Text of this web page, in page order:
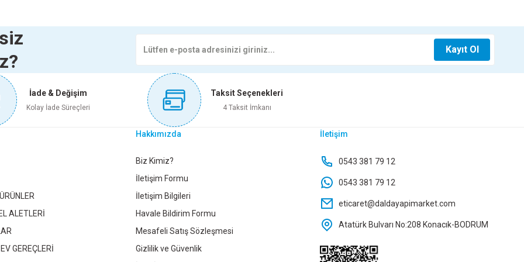
Gönder
9541 AVİZE BOHEM SİYAH TEKLİ
1.345,00 TL
AVİZE KUŞTÜYÜ SİYAH TEKLİ
1.615,00 TL
Sepete Ekle
AVİZE LOUREL SİYAH LED
5.236,00 TL
TL
Ekle
1.615,00 TL
Sepete Ekle
AVİZE BOHEM YEŞİL TEKLİ
siz
Kayıt Ol
İade & Değişim
Kolay İade Süreçleri
Taksit Seçenekleri
4 Taksit İmkanı
ALETLERİ
GEREÇLERİ
Hakkımızda
Biz Kimiz?
İletişim Formu
İletişim Bilgileri
Havale Bildirim Formu
Mesafeli Satış Sözleşmesi
Gizlilik ve Güvenlik
İletişim
0543 381 79 12
0543 381 79 12
eticaret@daldayapimarket.com
Atatürk Bulvarı No:208 Konacık-BODRUM